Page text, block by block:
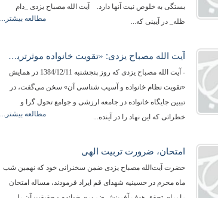
بستگی به خلوص نیت آنها دارد. آیت الله مصباح یزدی _‌دام
ظله‌_ در آیینی که...
مطالعه بیشتر...
آیت الله مصباح یزدی: «تقویت خانواده موثرترین عامل در سعادت بشر است»
- آیت الله مصباح یزدی که روز پنجشنبه 1384/12/11 در همایش
«تقویت نظام خانواده و آسیب شناسی آن» سخن می‌گفت، در
تبیین جایگاه خانواده در جامعه ارزشی و جوامع تحول گرا و
خطراتی که این نهاد را در آینده...
مطالعه بیشتر...
امتحان‎، ضرورت تربیت الهی
حضرت آیت‌الله مصباح یزدی ضمن سخنرانی خود که نهمین شب
ماه محرم در حسینیه شهدای قم ایراد فرمودند، مساله امتحان